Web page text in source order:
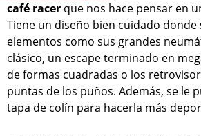
café racer que nos hace pensar en
Tiene un diseño bien cuidado donde
elementos como sus grandes
clásico, un escape terminado en
de formas cuadradas o los
puntas de los puños. Además, se le
tapa de colín para hacerla más